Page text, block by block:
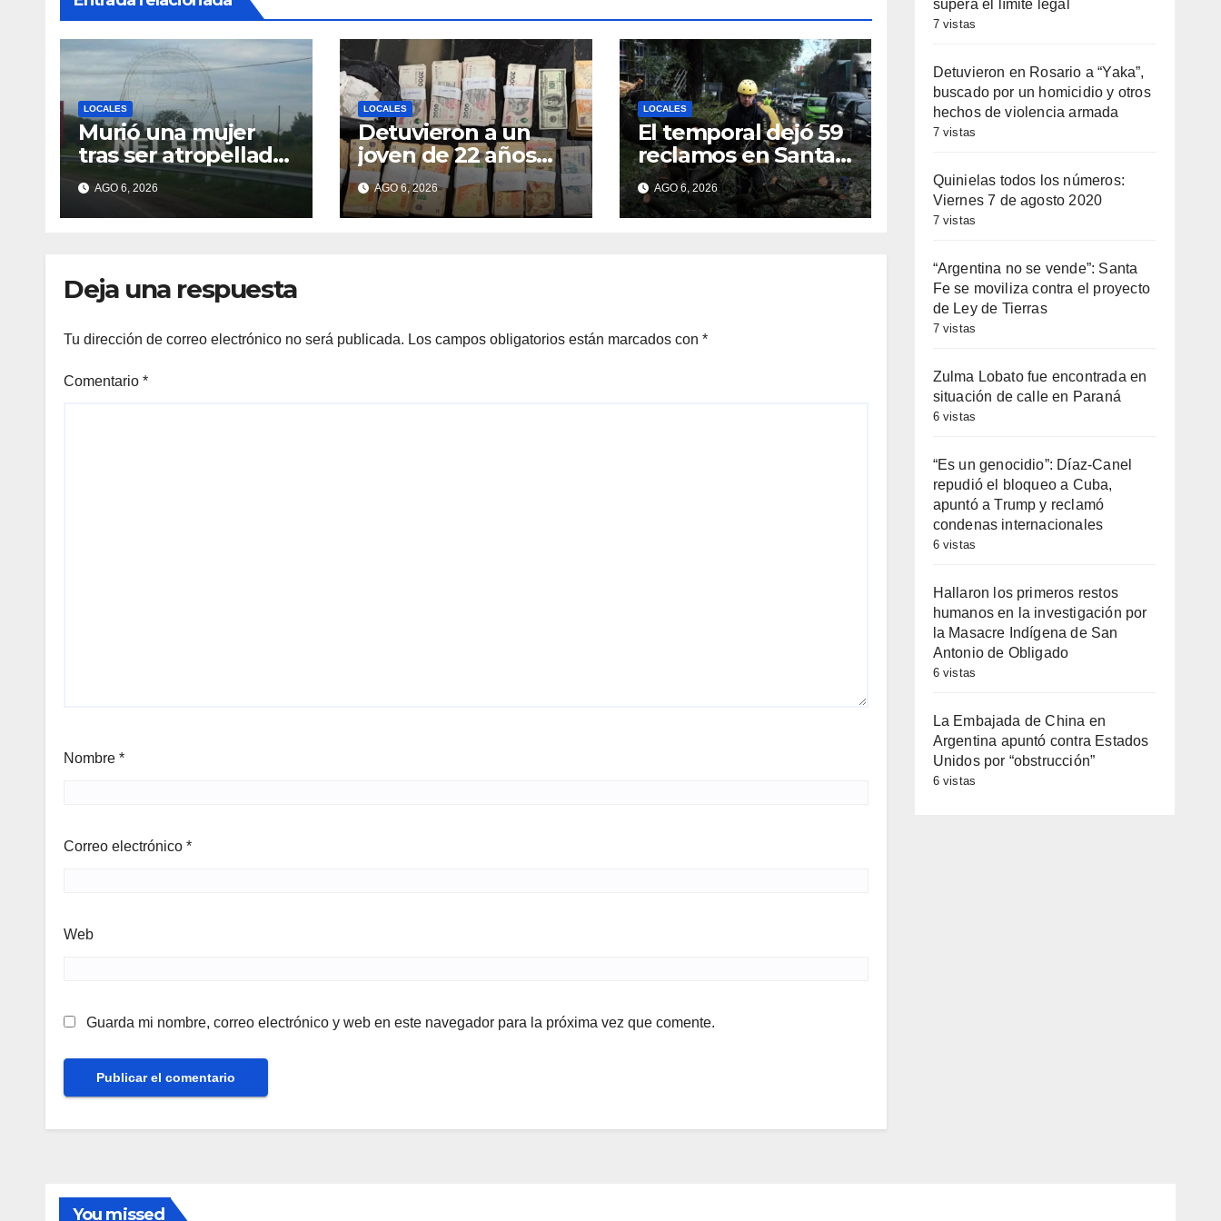
LOCALES
Murió una mujer
tras ser atropellada
por una motocicleta
en Nelson
AGO 6, 2026
LOCALES
Detuvieron a un
joven de 22 años
con 700 gramos de
cocaína
AGO 6, 2026
LOCALES
El temporal dejó 59
reclamos en Santa
Fe y continúan los
operativos
municipales
AGO 6, 2026
Deja una respuesta
Tu dirección de correo electrónico no será publicada. Los campos obligatorios están marcados con *
Comentario *
Nombre *
Correo electrónico *
Web
Guarda mi nombre, correo electrónico y web en este navegador para la próxima vez que comente.
supera el límite legal
7 vistas
Detuvieron en Rosario a “Yaka”,
buscado por un homicidio y otros
hechos de violencia armada
7 vistas
Quinielas todos los números:
Viernes 7 de agosto 2020
7 vistas
“Argentina no se vende”: Santa
Fe se moviliza contra el proyecto
de Ley de Tierras
7 vistas
Zulma Lobato fue encontrada en
situación de calle en Paraná
6 vistas
“Es un genocidio”: Díaz-Canel
repudió el bloqueo a Cuba,
apuntó a Trump y reclamó
condenas internacionales
6 vistas
Hallaron los primeros restos
humanos en la investigación por
la Masacre Indígena de San
Antonio de Obligado
6 vistas
La Embajada de China en
Argentina apuntó contra Estados
Unidos por “obstrucción”
6 vistas
You missed